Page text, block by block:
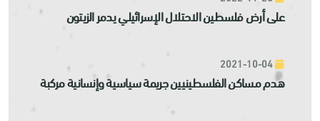
على أرض فلسطين الاحتلال الإسرائيلي يدمر الزيتون
هدم مساكن الفلسطينيين جريمة سياسية وإنسانية مركبة